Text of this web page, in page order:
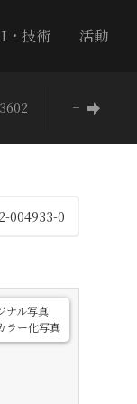
・技術 活動
−
004933-0
ナル写真
ラー化写真